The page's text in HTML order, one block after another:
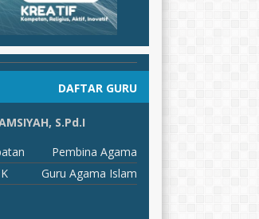
DAFTAR GURU
S.Pd.I
Pembina Agama
Guru Agama Islam